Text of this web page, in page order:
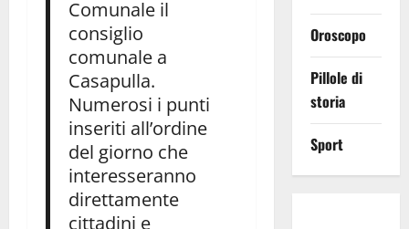
Comunale il
consiglio
comunale a
Casapulla.
Numerosi i punti
inseriti all’ordine
del giorno che
interesseranno
direttamente
cittadini e
Oroscopo
Pillole di
storia
Sport